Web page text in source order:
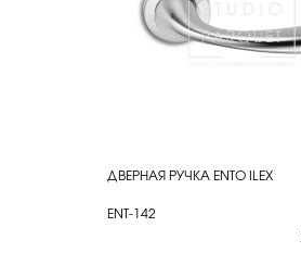
КУПИТЬ
ДВЕРНАЯ РУЧКА ENTO ILEX
ENT-142